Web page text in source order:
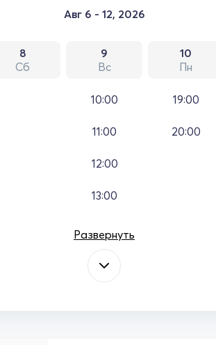
Авг 6 - 12, 2026
8
Сб
9
Вс
10
Пн
10:00
11:00
12:00
13:00
19:00
20:00
Развернуть